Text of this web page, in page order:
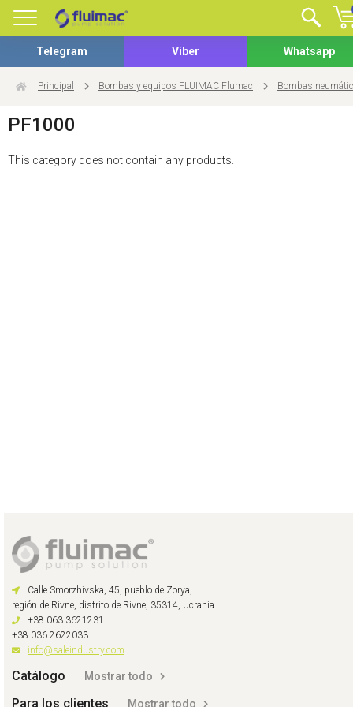
Telegram Viber Whatsapp
Principal Bombas y equipos FLUIMAC Flumac Bombas
PF1000
This category does not contain any products.
Calle Smorzhivska, 45, pueblo de Zorya,
región de Rivne, distrito de Rivne, 35314, Ucrania
+38 063 3621231
+38 036 2622033
info@saleindustry.com
Catálogo Mostrar todo
Para los clientes Mostrar todo